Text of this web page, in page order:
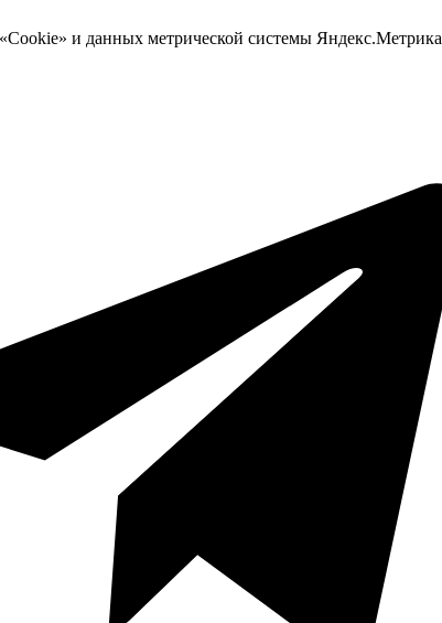
и данных метрической системы Яндекс.Метрика